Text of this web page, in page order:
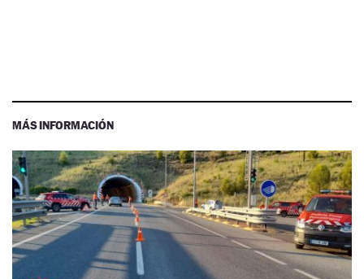
MÁS INFORMACIÓN